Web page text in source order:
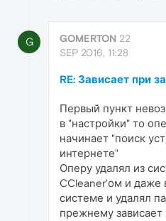
G GOMERTON 22
SEP 2016, 11:28
RE: Зависает при
Первый пункт
в "настройки" то
начинает "поиск
интернете"
Оперу удалял из
CCleaner'ом и даже
системе и удалял
прежнему зависает